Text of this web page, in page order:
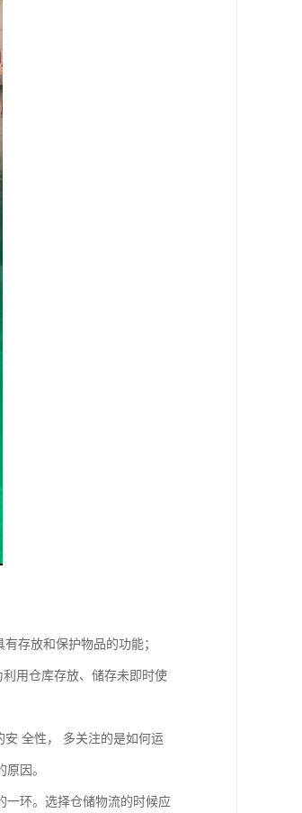
存放和保护物品的功能；
用仓库存放、储存未即时使
全性， 多关注的是如何运
因。
一环。选择仓储物流的时候应